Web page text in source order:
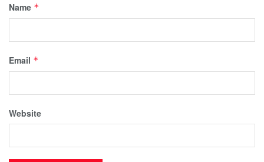
Name *
Email *
Website